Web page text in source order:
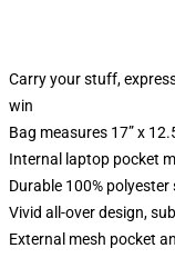
Carry your stuff,
win
Bag measures 17” x
Internal laptop pocket
Durable 100% polyester
Vivid all-over design,
External mesh pocket